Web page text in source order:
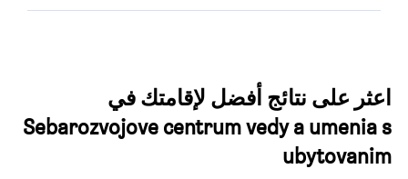
اعثر على نتائج أفضل لإقامتك في
Sebarozvojove centrum vedy a umenia s
ubytovanim